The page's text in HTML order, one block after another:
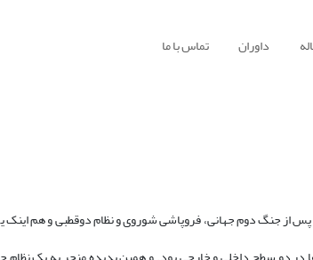
داوران تماس با ما
از جنگ دوم جهانی، فروپاشی شوروی و نظام دوقطبی و هم اینک